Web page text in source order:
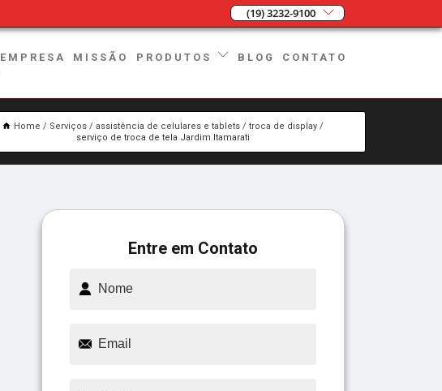
(19) 3232-9100
EMPRESA MISSÃO PRODUTOS BLOG CONTATO
Home Serviços assistência de celulares e tablets
troca de display
serviço de troca de tela Jardim Itamarati
Entre em Contato